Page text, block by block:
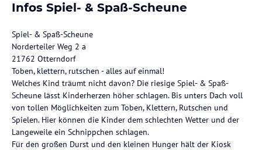
Infos Spiel- & Spaß-Scheune
Spiel- & Spaß-Scheune
Norderteiler Weg 2 a
21762 Otterndorf
Toben, klettern, rutschen - alles auf einmal!
Welches Kind träumt nicht davon? Die riesige Spiel- & Spaß-
Scheune lässt Kinderherzen höher schlagen. Bis unters Dach voll
von tollen Möglichkeiten zum Toben, Klettern, Rutschen und
Spielen. Hier können die Kinder dem schlechten Wetter und der
Langeweile ein Schnippchen schlagen.
Für den großen Durst und den kleinen Hunger hält der Kiosk